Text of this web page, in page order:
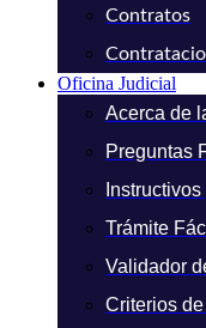
Contratos
Oficina Judicial
Acerca de
Preguntas
Trámite
Validador
Criterios